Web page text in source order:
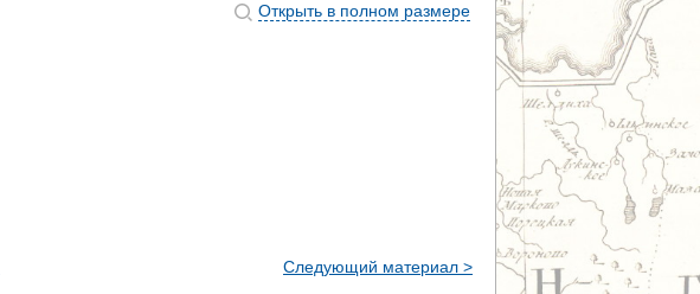
Открыть в полном размере
Следующий материал >